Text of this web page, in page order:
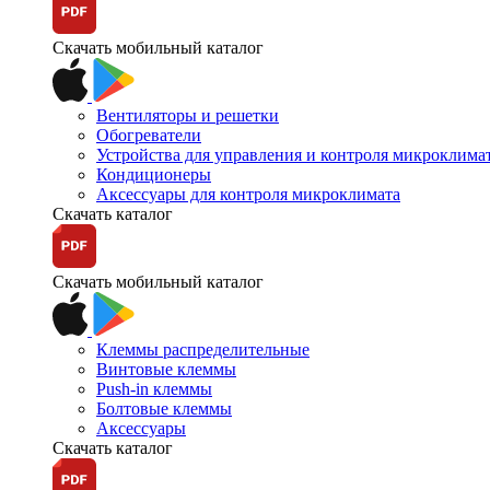
Скачать мобильный каталог
Вентиляторы и решетки
Обогреватели
Устройства для управления и контроля
Кондиционеры
Аксессуары для контроля микроклимата
Скачать каталог
Скачать мобильный каталог
Клеммы распределительные
Винтовые клеммы
Push-in клеммы
Болтовые клеммы
Аксессуары
Скачать каталог